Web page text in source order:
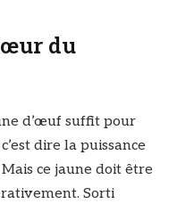
du
d’œuf suffit pour
dire la puissance
ce jaune doit être
Sorti